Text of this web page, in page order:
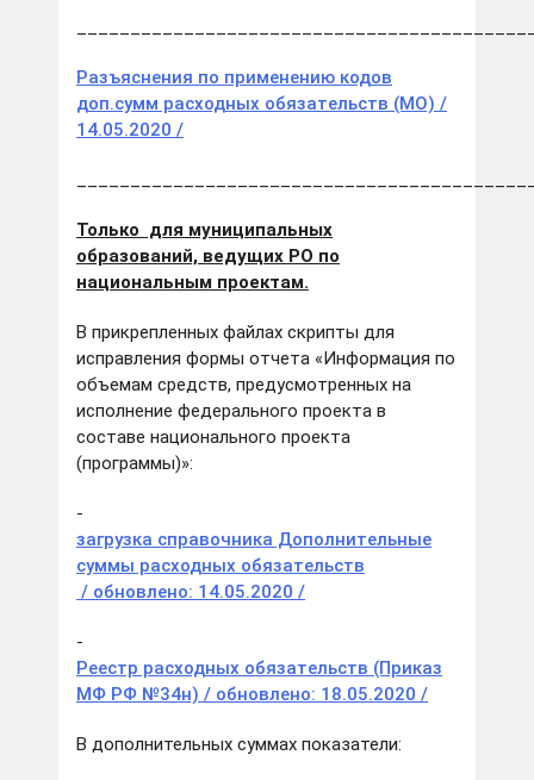
Разъяснения по применению кодов
доп.сумм расходных обязательств (МО) /
14.05.2020 /
Только для муниципальных
образований, ведущих РО по
национальным проектам.
В прикрепленных файлах скрипты для
исправления формы отчета «Информация по
объемам средств, предусмотренных на
исполнение федерального проекта в
составе национального проекта
(программы)»:
-
загрузка справочника Дополнительные
суммы расходных обязательств
/ обновлено: 14.05.2020 /
-
Реестр расходных обязательств (Приказ
МФ РФ №34н) / обновлено: 18.05.2020 /
В дополнительных суммах показатели: